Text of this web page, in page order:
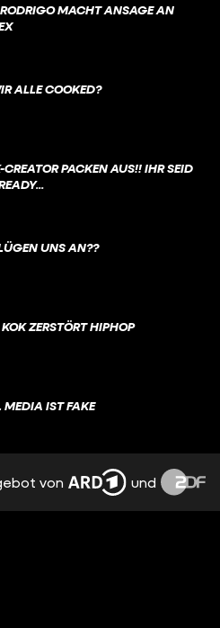
MACHT ANSAGE AN
ALLE COOKED?
CREATOR PACKEN AUS!! IHR SEID
UNS AN??
ZERSTÖRT HIPHOP
MEDIA IST FAKE
WIR INFLUENCERN NICHT?!
von und